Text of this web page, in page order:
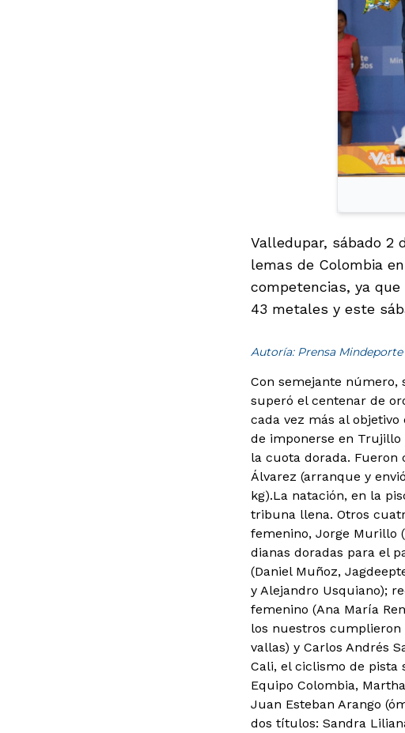
Valledupar, sábado 2
lemas de Colombia
competencias, ya
43 metales y este
Autoría: Prensa Mindeporte
Con semejante número,
superó el centenar de
cada vez más al
de imponerse en Trujillo
la cuota dorada. Fueron
Álvarez (arranque y
kg).La natación, en la
tribuna llena. Otros
femenino, Jorge Murillo
dianas doradas para el
(Daniel Muñoz,
y Alejandro Usquiano);
femenino (Ana María
los nuestros cumplieron
vallas) y Carlos Andrés
Cali, el ciclismo de pista
Equipo Colombia,
Juan Esteban Arango
dos títulos: Sandra